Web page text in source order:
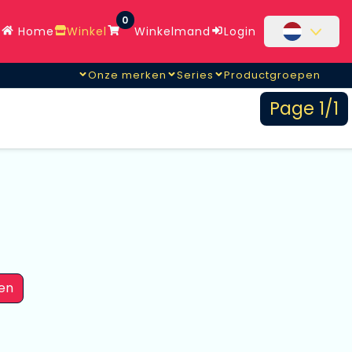
Home Winkel
0
Winkelmand Login
Onze merken Series Productgroepen
Page 1/1